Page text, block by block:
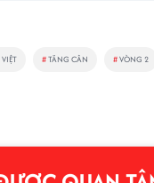
#TĂNG CÂN #VÒNG 2